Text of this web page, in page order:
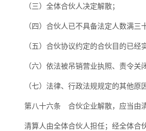
（三）全体合伙人决定解散；
（四）合伙人已不具备法定人数满三十
（五）合伙协议约定的合伙目的已经实
（六）依法被吊销营业执照、责令关闭
（七）法律、行政法规规定的其他原因
第八十六条 合伙企业解散，应当由清
清算人由全体合伙人担任；经全体合